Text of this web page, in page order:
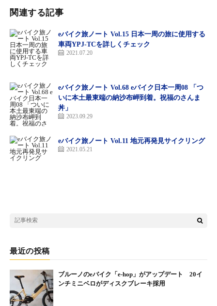
関連する記事
eバイク旅ノート Vol.15 日本一周の旅に使用する
車両YPJ-TCを詳しくチェック
2021.07.20
eバイク旅ノート Vol.68 eバイク日本一周08 「つ
いに本土最東端の納沙布岬到着。祝福のさんま
丼」
2023.09.29
eバイク旅ノート Vol.11 地元再発見サイクリング
2021.05.21
最近の投稿
ブルーノのeバイク「e-hop」がアップデート 20イ
ンチミニベロがディスクブレーキ採用